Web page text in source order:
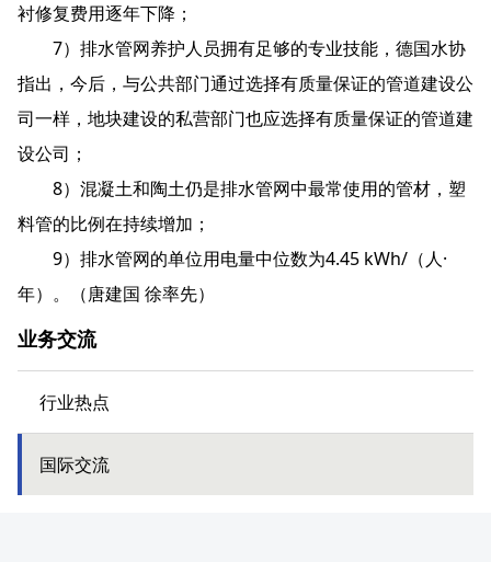
业务交流
行业热点
国际交流
衬修复费用逐年下降；
7）排水管网养护人员拥有足够的专业技能，德国水协
指出，今后，与公共部门通过选择有质量保证的管道建设公
司一样，地块建设的私营部门也应选择有质量保证的管道建
设公司；
8）混凝土和陶土仍是排水管网中最常使用的管材，塑
料管的比例在持续增加；
9）排水管网的单位用电量中位数为4.45 kWh/（人·
年）。（唐建国 徐率先）